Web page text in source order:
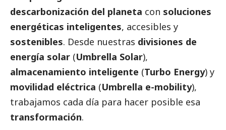
descarbonización del planeta con soluciones
energéticas inteligentes, accesibles y
sostenibles. Desde nuestras divisiones de
energía solar (Umbrella Solar),
almacenamiento inteligente (Turbo Energy) y
movilidad eléctrica (Umbrella e-mobility),
trabajamos cada día para hacer posible esa
transformación.